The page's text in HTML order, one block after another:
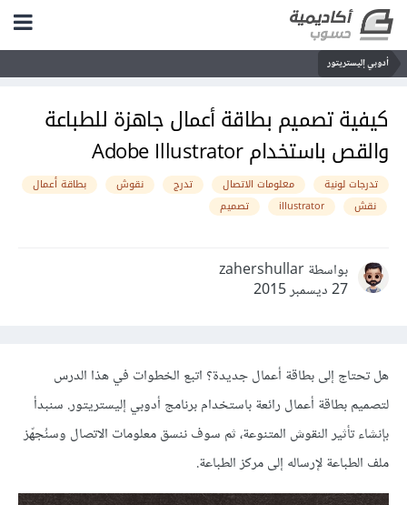
أدوبي إليستريتور
كيفية تصميم بطاقة أعمال جاهزة للطباعة
والقص باستخدام Adobe Illustrator
تدرجات لونية معلومات الاتصال تدرج نقوش
بطاقة أعمال
نقش
illustrator تصميم
بواسطة zahershullar
27 ديسمبر 2015
هل تحتاج إلى بطاقة أعمال جديدة؟ اتبع الخطوات في هذا الدرس
لتصميم بطاقة أعمال رائعة باستخدام برنامج أدوبي إليستريتور. سنبدأ
بإنشاء تأثير النقوش المتنوعة، ثم سوف ننسق معلومات الاتصال وسنُجهّز
ملف الطباعة لإرساله إلى مركز الطباعة.